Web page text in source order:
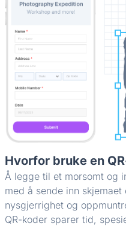
Hvorfor bruke en
Å legge til et morsomt og
med å sende inn
nysgjerrighet og
QR-koder sparer tid,